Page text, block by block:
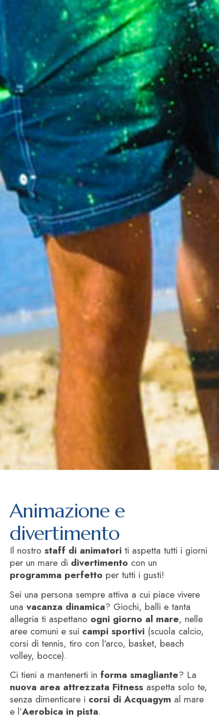
Animazione e
divertimento
Il nostro staff di animatori ti aspetta tutti i giorni
per un mare di divertimento con un
programma perfetto per tutti i gusti!
Sei una persona sempre attiva a cui piace vivere
una vacanza dinamica? Giochi, balli e tanta
allegria ti aspettano ogni giorno al mare, nelle
aree comuni e sui campi sportivi (scuola calcio,
corsi di tennis, tiro con l’arco, basket, beach
volley, bocce).
Ci tieni a mantenerti in forma smagliante? La
nuova area attrezzata Fitness aspetta solo te,
senza dimenticare i corsi di Acquagym al mare
e l’Aerobica in pista.